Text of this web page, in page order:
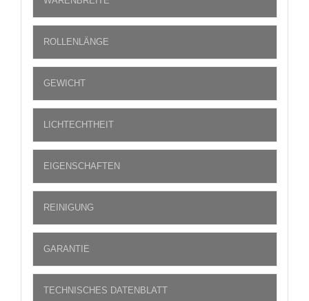
ROLLENLÄNGE
GEWICHT
LICHTECHTHEIT
EIGENSCHAFTEN
REINIGUNG
GARANTIE
TECHNISCHES DATENBLATT